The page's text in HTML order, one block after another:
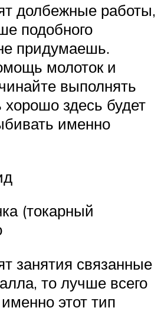
долбежные работы,
подобного
придумаешь.
молоток и
выполнять
здесь будет
именно
(токарный
занятия связанные
то лучше всего
этот тип